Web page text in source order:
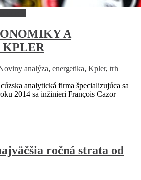
A
KPLER
analýza, energetika, Kpler, trh
analytická firma špecializujúca sa
2014 sa inžinieri François Cazor
ročná strata od